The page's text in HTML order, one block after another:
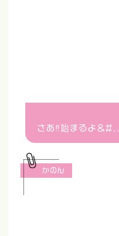
さあ‼️始まるよ&#...
かのん